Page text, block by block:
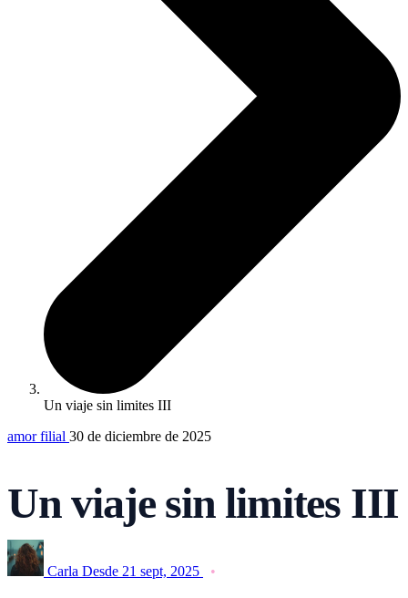
Un viaje sin limites III
amor filial 30 de diciembre de 2025
Un viaje sin limites III
Carla Desde 21 sept, 2025